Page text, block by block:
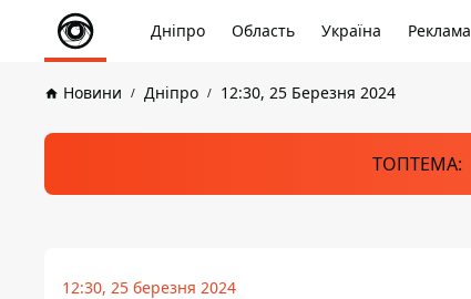
Дніпро Область Україна Реклама
Новини Дніпро 12:30, 25 Березня 2024
ТОПТЕМА:
12:30, 25 березня 2024